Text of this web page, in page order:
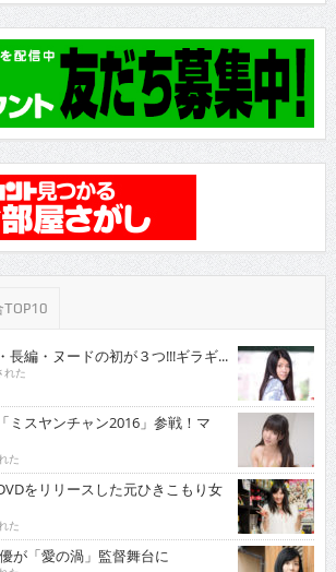
TOP10
編・ヌードの初が３つ!!!ギラギ...
た
スヤンチャン2016」参戦！マ
た
をリリースした元ひきこもり女
た
が「愛の渦」監督舞台に